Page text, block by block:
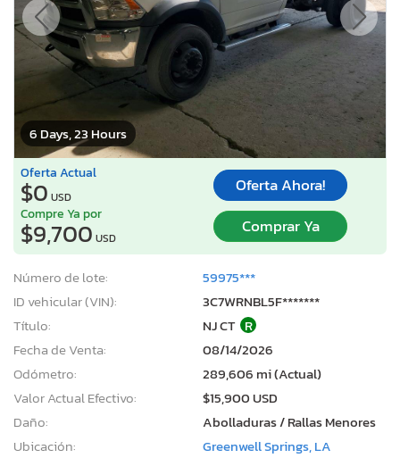
6 Days, 23 Hours
Oferta Actual
$0 USD
Oferta Ahora!
Compre Ya por
$9,700 USD
Comprar Ya
Número de lote:
59975***
ID vehicular (VIN):
3C7WRNBL5F*******
Título:
NJ CT R
Fecha de Venta:
08/14/2026
Odómetro:
289,606 mi (Actual)
Valor Actual Efectivo:
$15,900 USD
Daño:
Abolladuras / Rallas Menores
Ubicación:
Greenwell Springs, LA